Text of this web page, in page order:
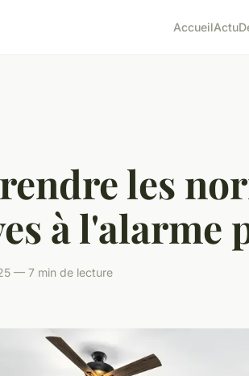
AccueilActu
les
à l'alarme
— 7 min de lecture